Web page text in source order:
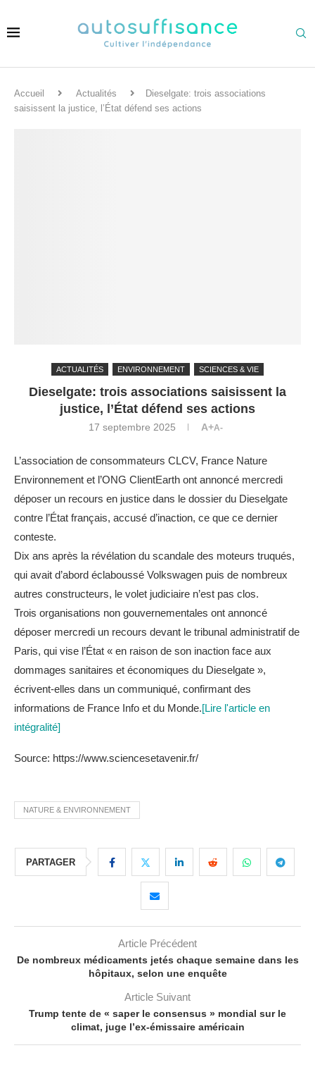
Accueil Actualités
Dieselgate: trois associations
saisissent la justice, l’État défend ses actions
ACTUALITÉS ENVIRONNEMENT SCIENCES & VIE
Dieselgate: trois associations saisissent la
justice, l’État défend ses actions
17 septembre 2025 A+A-
L’association de consommateurs CLCV, France Nature
Environnement et l’ONG ClientEarth ont annoncé mercredi
déposer un recours en justice dans le dossier du Dieselgate
contre l’État français, accusé d’inaction, ce que ce dernier
conteste.
Dix ans après la révélation du scandale des moteurs truqués,
qui avait d’abord éclaboussé Volkswagen puis de nombreux
autres constructeurs, le volet judiciaire n’est pas clos.
Trois organisations non gouvernementales ont annoncé
déposer mercredi un recours devant le tribunal administratif de
Paris, qui vise l’État « en raison de son inaction face aux
dommages sanitaires et économiques du Dieselgate »,
écrivent-elles dans un communiqué, confirmant des
informations de France Info et du Monde.[Lire l'article en
intégralité]
Source: https://www.sciencesetavenir.fr/
NATURE & ENVIRONNEMENT
PARTAGER
Article Précédent
De nombreux médicaments jetés chaque semaine dans les
hôpitaux, selon une enquête
Article Suivant
Trump tente de « saper le consensus » mondial sur le
climat, juge l’ex-émissaire américain